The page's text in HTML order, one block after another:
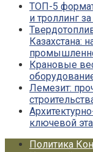
ТОП-5
и троллинг
Казахстана:
Крановые
Лемезит:
ключевой
Политика